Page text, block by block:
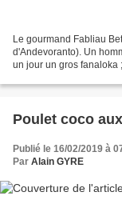
Le gourmand Fabliau
d'Andevoranto). Un
un jour un gros fanaloka
Poulet coco
Publié le 16/02/2019 à
Par Alain GYRE